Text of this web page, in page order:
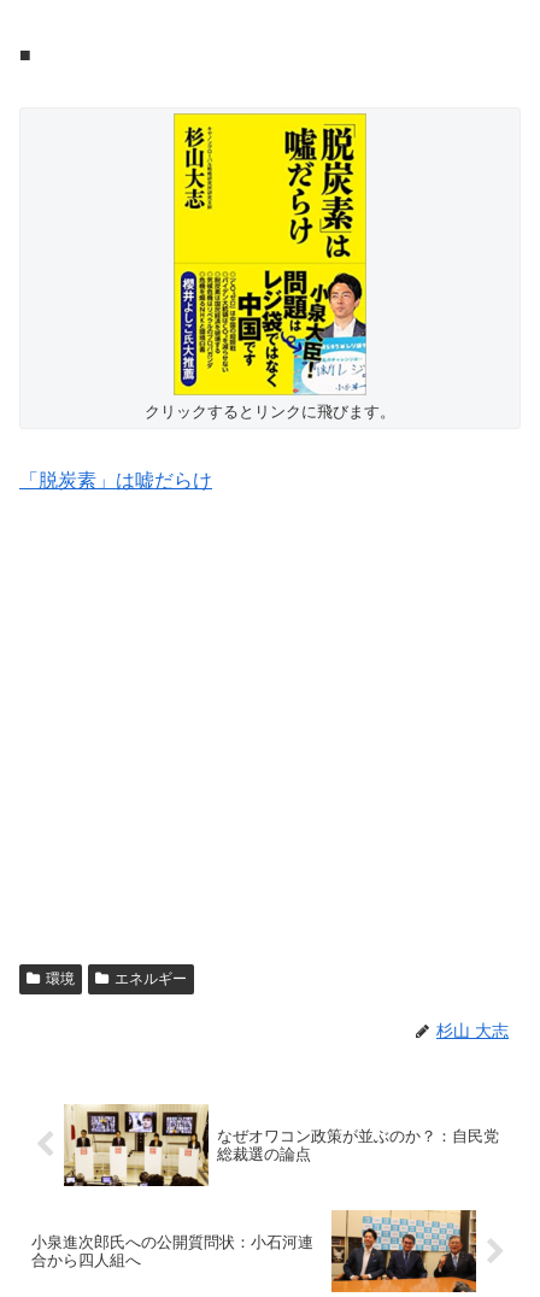
■
クリックするとリンクに飛びます。
「脱炭素」は嘘だらけ
環境 エネルギー
杉山 大志
なぜオワコン政策が並ぶのか？：自民党
総裁選の論点
小泉進次郎氏への公開質問状：小石河連
合から四人組へ